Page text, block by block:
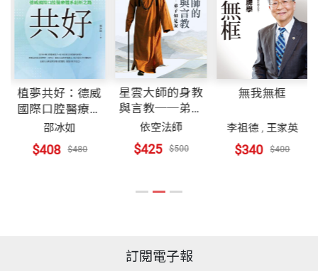
談忠藎
——今日朝廷須汲黯
談典故
——雪夜燈前，作書答問
國的烏爾姆（Ulm）——愛因斯坦的誕生地，每一場
愛氏一百二十五周年誕辰紀念會議的特約演講。
為期五天的活動中，楊的演講安排在三月十四日即愛
氏誕辰當日。愛因斯坦逝世至今，德國人是懺悔自疚
還是改過自新呢？這問題沒有人想到，即使想到也沒
有人提及。不迥能邊得楊演講倒是合適不過，在世人
的忘年小友，梁實秋的暢談夥伴。
除了科技領域的一片天，他始終在心裏為文學保留著
一席之地。著有電機工程論文百篇，《系統導論》及
《人工智慧語言》專書兩冊；散文集《大學時代給胡
適的信》、《蔚藍的天》、《旅美小簡》、《在春風
裏》、《劍河倒影》、《一星如月》、《時空之
裝幀 平裝
開本 14.8x20.5cm
植夢共好：德威
國際口腔醫療體
系創新之路
邵冰如
$408 $480
星雲大師的身教
與言教──弟子
如是說【卷二】
依空法師
$425 $500
無我無框
李祖德, 王家英
$340 $400
訂閱電子報